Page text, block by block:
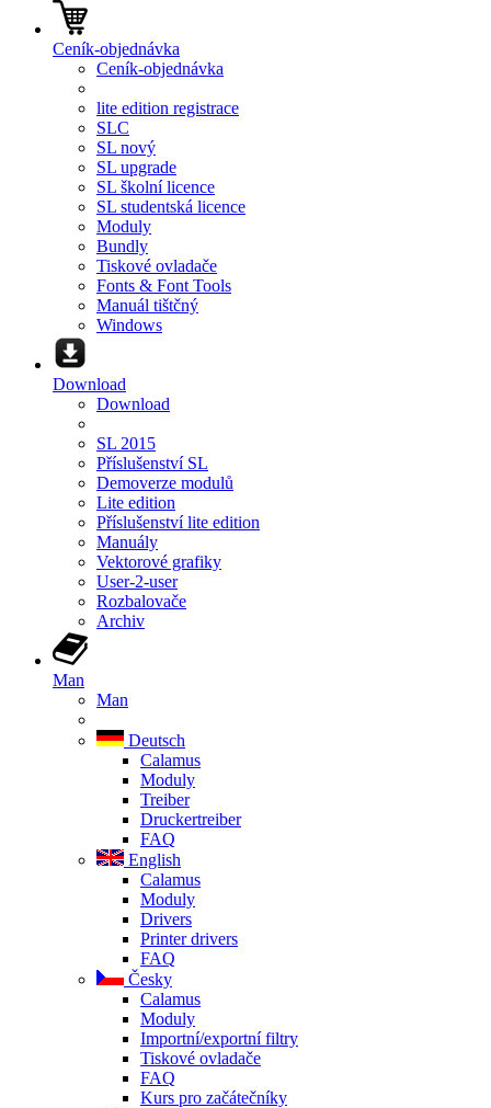
Ceník-objednávka
Ceník-objednávka
lite edition registrace
SLC
SL nový
SL upgrade
SL školní licence
SL studentská licence
Moduly
Bundly
Tiskové ovladače
Fonts & Font Tools
Manuál tištčný
Windows
Download
Download
SL 2015
Příslušenství SL
Demoverze modulů
Lite edition
Příslušenství lite edition
Manuály
Vektorové grafiky
User-2-user
Rozbalovače
Archiv
Man
Man
Deutsch
Calamus
Moduly
Treiber
Druckertreiber
FAQ
English
Calamus
Moduly
Drivers
Printer drivers
FAQ
Česky
Calamus
Moduly
Importní/exportní filtry
Tiskové ovladače
FAQ
Kurs pro začátečníky